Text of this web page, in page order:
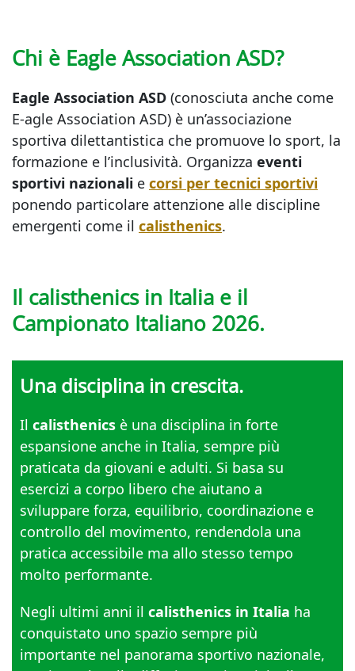
Chi è Eagle Association ASD?
Eagle Association ASD (conosciuta anche come
E-agle Association ASD) è un’associazione
sportiva dilettantistica che promuove lo sport, la
formazione e l’inclusività. Organizza eventi
sportivi nazionali e corsi per tecnici sportivi
ponendo particolare attenzione alle discipline
emergenti come il calisthenics.
Il calisthenics in Italia e il
Campionato Italiano 2026.
Una disciplina in crescita.
Il calisthenics è una disciplina in forte
espansione anche in Italia, sempre più
praticata da giovani e adulti. Si basa su
esercizi a corpo libero che aiutano a
sviluppare forza, equilibrio, coordinazione e
controllo del movimento, rendendola una
pratica accessibile ma allo stesso tempo
molto performante.
Negli ultimi anni il calisthenics in Italia ha
conquistato uno spazio sempre più
importante nel panorama sportivo nazionale,